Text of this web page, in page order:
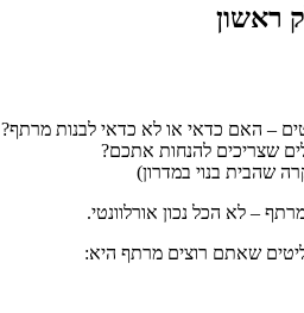
ראשון
– האם כדאי או לא כדאי לבנות מרתף?
שצריכים להנחות אתכם?
שהבית בנוי במדרון)
– לא הכל נכון אורלוונטי.
שאתם רוצים מרתף היא: